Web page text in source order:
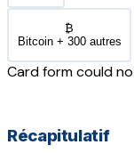
₿
Bitcoin + 300 autres
Card form could
Récapitulatif